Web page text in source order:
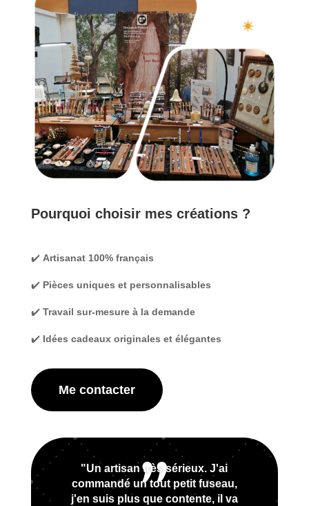
Pourquoi choisir mes créations ?
✔️ Artisanat 100% français
✔️ Pièces uniques et personnalisables
✔️ Travail sur-mesure à la demande
✔️ Idées cadeaux originales et élégantes
Me contacter
"Un artisan très sérieux. J'ai
commandé un tout petit fuseau,
j'en suis plus que contente, il va